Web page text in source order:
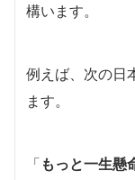
構います。
例えば、次の日
ます。
「 もっと一生懸